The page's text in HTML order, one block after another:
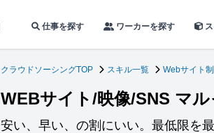
仕事を探す ワーカーを探す
クラウドソーシングTOP スキル一覧 Webサイト
WEBサイト/映像/SNS マ
安い、早い、の割にいい。最低限を最